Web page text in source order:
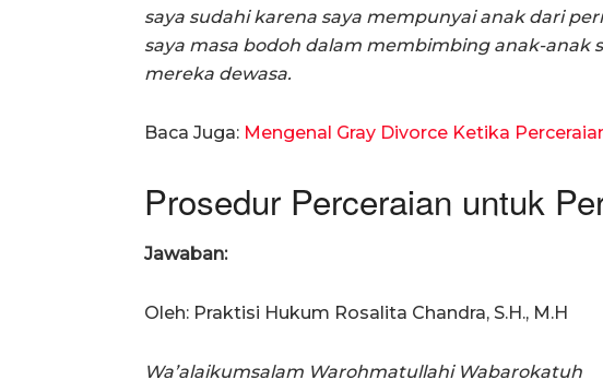
saya sudahi karena saya mempunyai anak dari
saya masa bodoh dalam membimbing anak-anak
mereka dewasa.
Baca Juga: Mengenal Gray Divorce Ketika
Prosedur Perceraian untuk
Jawaban:
Oleh: Praktisi Hukum Rosalita Chandra, S.H., M.H
Wa’alaikumsalam Warohmatullahi Wabarokatuh